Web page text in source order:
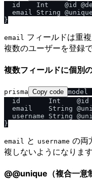
id    Int    @id
  email String @unique
email フィールドは重
複数のユーザーを登録
複数フィールドに個別
prisma Copy code model
id       Int    @id
email    String
username String
email と username の両
複しないようになります
@@unique（複合一意